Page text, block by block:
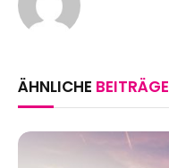
ÄHNLICHE BEITRÄGE